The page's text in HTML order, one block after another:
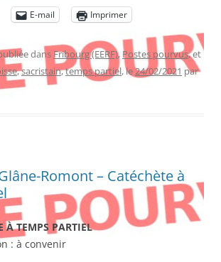
E-mail
Imprimer
dans Fribourg (EERF), Postes pourvus, et
,sacristain,temps partiel, le24/02/2021 par
Romont – Catéchète à
À TEMPS PARTIEL
: à convenir